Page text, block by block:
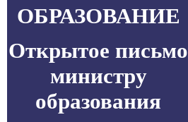
ОБРАЗОВАНИЕ
Открытое письмо
министру
образования